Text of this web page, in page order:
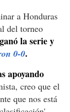
a Honduras
del torneo
la serie y
0-0.
apoyando
creo que el
que nos está